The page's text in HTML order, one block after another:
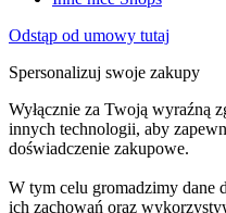
Odstąp od umowy tutaj
Spersonalizuj swoje zakupy
Wyłącznie za Twoją wyraźną
innych technologii, aby
doświadczenie zakupowe.
W tym celu gromadzimy dane
ich zachowań oraz